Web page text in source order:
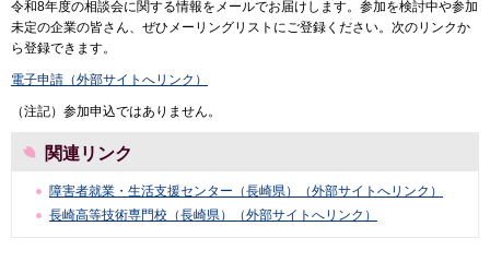
令和8年度の相談会に関する情報をメールでお届けします。参加を検討中や参加
未定の企業の皆さん、ぜひメーリングリストにご登録ください。次のリンクか
ら登録できます。
電子申請（外部サイトへリンク）
（注記）参加申込ではありません。
関連リンク
障害者就業・生活支援センター（長崎県）（外部サイトへリンク）
長崎高等技術専門校（長崎県）（外部サイトへリンク）